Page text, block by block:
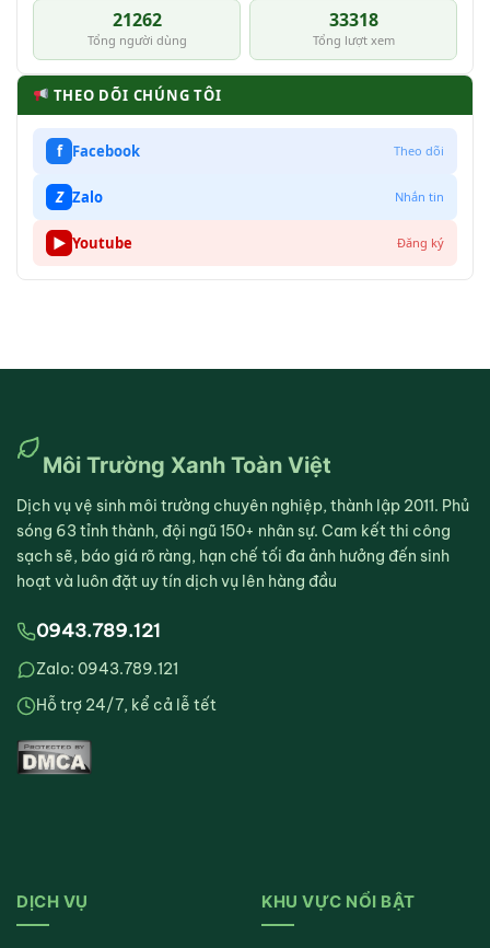
21262
Tổng người dùng
33318
Tổng lượt xem
THEO DÕI CHÚNG TÔI
f Facebook Theo dõi
Z Zalo Nhắn tin
▶ Youtube Đăng ký
Môi Trường Xanh Toàn Việt
Dịch vụ vệ sinh môi trường chuyên nghiệp, thành lập 2011. Phủ
sóng 63 tỉnh thành, đội ngũ 150+ nhân sự. Cam kết thi công
sạch sẽ, báo giá rõ ràng, hạn chế tối đa ảnh hưởng đến sinh
hoạt và luôn đặt uy tín dịch vụ lên hàng đầu
0943.789.121
Zalo: 0943.789.121
Hỗ trợ 24/7, kể cả lễ tết
DỊCH VỤ KHU VỰC NỔI BẬT